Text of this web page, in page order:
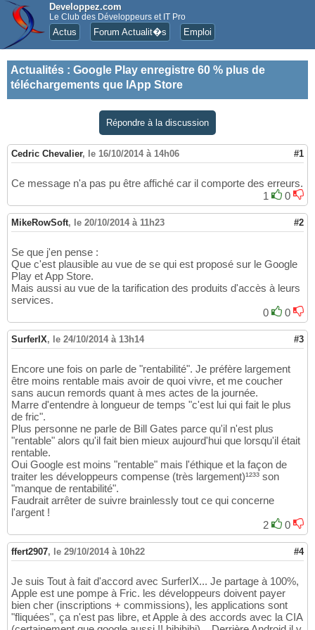
Developpez.com
Le Club des Développeurs et IT Pro
Actus Forum Actualit�s Emploi
Actualités : Google Play enregistre 60 % plus de
téléchargements que lApp Store
Répondre à la discussion
Cedric Chevalier, le 16/10/2014 à 14h06 #1
Ce message n'a pas pu être affiché car il comporte des erreurs.
1
0
MikeRowSoft, le 20/10/2014 à 11h23 #2
Se que j'en pense :
Que c'est plausible au vue de se qui est proposé sur le Google
Play et App Store.
Mais aussi au vue de la tarification des produits d'accès à leurs
services.
0
0
SurferIX, le 24/10/2014 à 13h14 #3
Encore une fois on parle de "rentabilité". Je préfère largement
être moins rentable mais avoir de quoi vivre, et me coucher
sans aucun remords quant à mes actes de la journée.
Marre d'entendre à longueur de temps "c'est lui qui fait le plus
de fric".
Plus personne ne parle de Bill Gates parce qu'il n'est plus
"rentable" alors qu'il fait bien mieux aujourd'hui que lorsqu'il était
rentable.
Oui Google est moins "rentable" mais l'éthique et la façon de
traiter les développeurs compense (très largement)¹²³³ son
"manque de rentabilité".
Faudrait arrêter de suivre brainlessly tout ce qui concerne
l'argent !
2
0
ffert2907, le 29/10/2014 à 10h22 #4
Je suis Tout à fait d'accord avec SurferIX... Je partage à 100%,
Apple est une pompe à Fric. les développeurs doivent payer
bien cher (inscriptions + commissions), les applications sont
"fliquées", ça n'est pas libre, et Apple à des accords avec la CIA